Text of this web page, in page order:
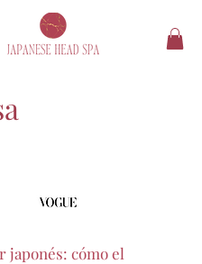
japonés: cómo el